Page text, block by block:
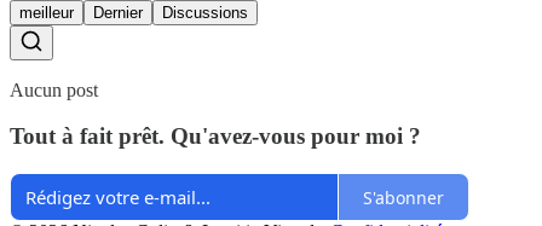
meilleur Dernier Discussions
Aucun post
Tout à fait prêt. Qu'avez-vous pour moi ?
S'abonner